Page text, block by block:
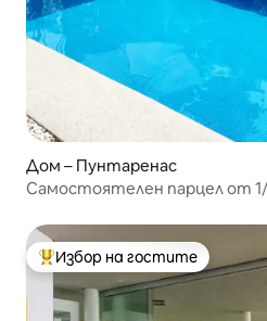
Дом – Пунтаренас
Самостоятелен парцел от 1/
Най-популярен избор на
Избор на гостите